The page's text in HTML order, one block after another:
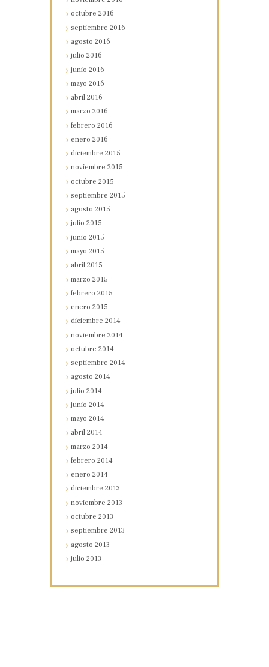
octubre2016
septiembre2016
agosto2016
julio2016
junio2016
mayo2016
abril2016
marzo2016
febrero2016
enero2016
diciembre2015
noviembre2015
octubre2015
septiembre2015
agosto2015
julio2015
junio2015
mayo2015
abril2015
marzo2015
febrero2015
enero2015
diciembre2014
noviembre2014
octubre2014
septiembre2014
agosto2014
julio2014
junio2014
mayo2014
abril2014
marzo2014
febrero2014
enero2014
diciembre2013
noviembre2013
octubre2013
septiembre2013
agosto2013
julio2013